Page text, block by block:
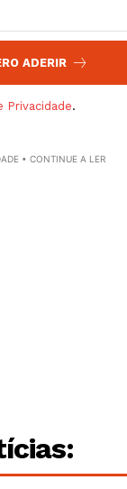
agora!
ADERIR
Privacidade.
• CONTINUE A LER